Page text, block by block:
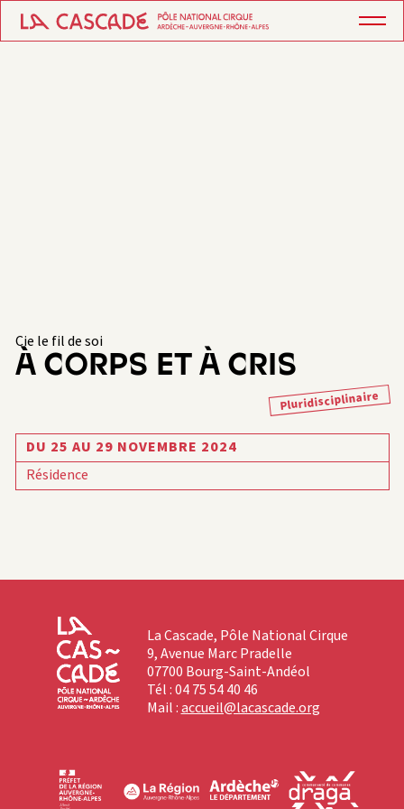
Cie le fil de soi
À CORPS ET À CRIS
Pluridisciplinaire
DU 25 AU 29 NOVEMBRE 2024
Résidence
La Cascade, Pôle National Cirque
9, Avenue Marc Pradelle
07700 Bourg-Saint-Andéol
Tél : 04 75 54 40 46
Mail :accueil@lacascade.org